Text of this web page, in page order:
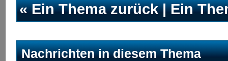
«Ein Thema zurück|Ein
Nachrichten in diesem Thema